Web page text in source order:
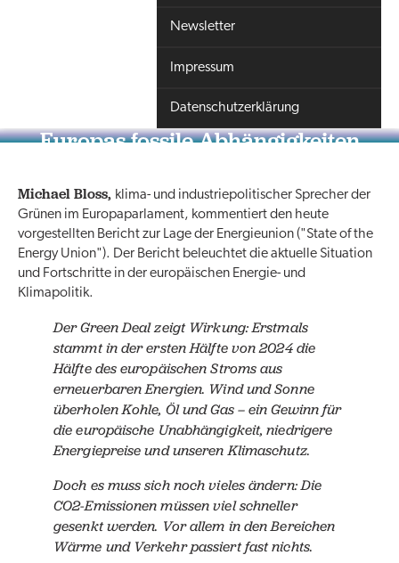
Newsletter
Impressum
Datenschutzerklärung
Europas fossile Abhängigkeiten
Michael Bloss, klima- und industriepolitischer Sprecher der
Grünen im Europaparlament, kommentiert den heute
vorgestellten Bericht zur Lage der Energieunion ("State of the
Energy Union"). Der Bericht beleuchtet die aktuelle Situation
und Fortschritte in der europäischen Energie- und
Klimapolitik.
Der Green Deal zeigt Wirkung: Erstmals
stammt in der ersten Hälfte von 2024 die
Hälfte des europäischen Stroms aus
erneuerbaren Energien. Wind und Sonne
überholen Kohle, Öl und Gas – ein Gewinn für
die europäische Unabhängigkeit, niedrigere
Energiepreise und unseren Klimaschutz.
Doch es muss sich noch vieles ändern: Die
CO2-Emissionen müssen viel schneller
gesenkt werden. Vor allem in den Bereichen
Wärme und Verkehr passiert fast nichts.